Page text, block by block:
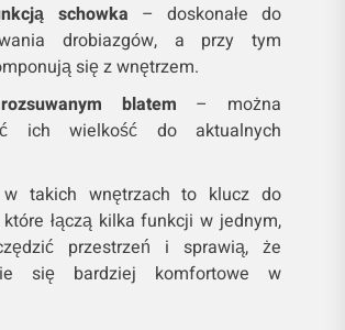
schowka – doskonałe do
drobiazgów, a przy tym
się z wnętrzem.
blatem – można
ich wielkość do aktualnych
w takich wnętrzach to klucz do
łączą kilka funkcji w jednym,
przestrzeń i sprawią, że
się bardziej komfortowe w